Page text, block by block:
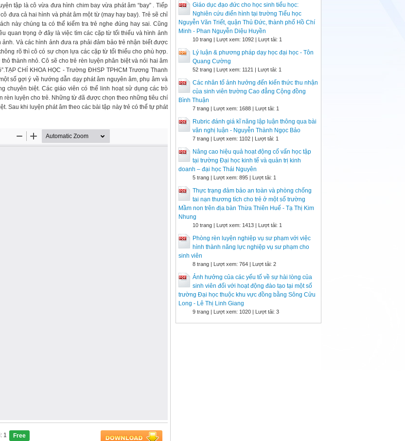
tập là cô vừa đưa hình chim bay vừa phát âm “bay” . Tiếp
đưa cả hai hình và phát âm một từ (may hay bay). Trẻ sẽ chỉ
này chúng ta có thể kiểm tra trẻ nghe đúng hay sai. Cũng
quan trọng ở đây là việc tìm các cặp từ tối thiểu và hình ảnh
Và các hình ảnh đưa ra phải đảm bảo trẻ nhận biết được
rõ thì cô có sự chọn lựa các cặp từ tối thiểu cho phù hợp.
thành nhỏ. Cô sẽ cho trẻ rèn luyện phân biệt và nói hai âm
CHÍ KHOA HỌC - Trường ĐHSP TPHCM Trương Thanh
số gợi ý về hướng dẫn dạy phát âm nguyên âm, phụ âm và
chuyên biệt. Các giáo viên có thể linh hoạt sử dụng các trò
luyện cho trẻ. Những từ đã được chọn theo những tiêu chí
Sau khi luyện phát âm theo các bài tập này trẻ có thể tự phát
1 Free
Giáo dục đạo đức cho học sinh tiểu học:
Nghiên cứu điển hình tại trường Tiểu học
Nguyễn Văn Triết, quận Thủ Đức, thành phố Hồ Chí
Minh - Phan Nguyễn Diệu Huyền
10 trang | Lượt xem: 1092 | Lượt tải: 1
Lý luận & phương pháp dạy học đại học - Tôn
Quang Cường
52 trang | Lượt xem: 1121 | Lượt tải: 1
Các nhân tố ảnh hưởng đến kiến thức thu nhận
của sinh viên trường Cao đẳng Cộng đồng
Bình Thuận
7 trang | Lượt xem: 1688 | Lượt tải: 1
Rubric đánh giá kĩ năng lập luận thông qua bài
văn nghị luận - Nguyễn Thành Ngọc Bảo
7 trang | Lượt xem: 1102 | Lượt tải: 1
Nâng cao hiệu quả hoạt động cố vấn học tập
tại trường Đại học kinh tế và quản trị kinh
doanh – đại học Thái Nguyên
5 trang | Lượt xem: 895 | Lượt tải: 1
Thực trạng đảm bảo an toàn và phòng chống
tai nạn thương tích cho trẻ ở một số trường
Mầm non trên địa bàn Thừa Thiên Huế - Tạ Thị Kim
Nhung
10 trang | Lượt xem: 1413 | Lượt tải: 1
Phòng rèn luyện nghiệp vụ sư phạm với việc
hình thành năng lực nghiệp vụ sư phạm cho
sinh viên
8 trang | Lượt xem: 764 | Lượt tải: 2
Ảnh hưởng của các yếu tố về sự hài lòng của
sinh viên đối với hoạt động đào tạo tại một số
trường Đại học thuộc khu vực đồng bằng Sông Cửu
Long - Lê Thị Linh Giang
9 trang | Lượt xem: 1020 | Lượt tải: 3